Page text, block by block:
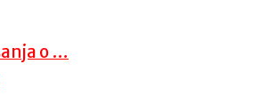
o …